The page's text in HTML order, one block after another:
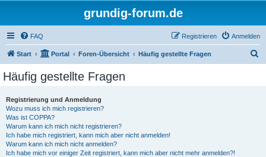
grundig-forum.de
FAQ Anmelden
Registrieren
Start Portal Foren-Übersicht Häufig gestellte Fragen
Häufig gestellte Fragen
Registrierung und Anmeldung
Wozu muss ich mich registrieren?
Was ist COPPA?
Warum kann ich mich nicht registrieren?
Ich habe mich registriert, kann mich aber nicht anmelden!
Warum kann ich mich nicht anmelden?
Ich habe mich vor einiger Zeit registriert, kann mich aber nicht mehr anmelden?!